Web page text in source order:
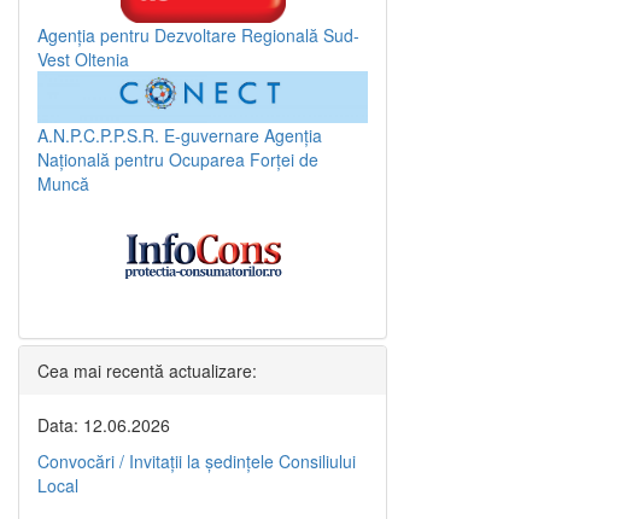
Agenția pentru Dezvoltare Regională Sud-
Vest Oltenia
A.N.P.C.P.P.S.R. E-guvernare Agenția
Națională pentru Ocuparea Forței de
Muncă
Cea mai recentă actualizare:
Data: 12.06.2026
Convocări / Invitaţii la şedinţele Consiliului
Local